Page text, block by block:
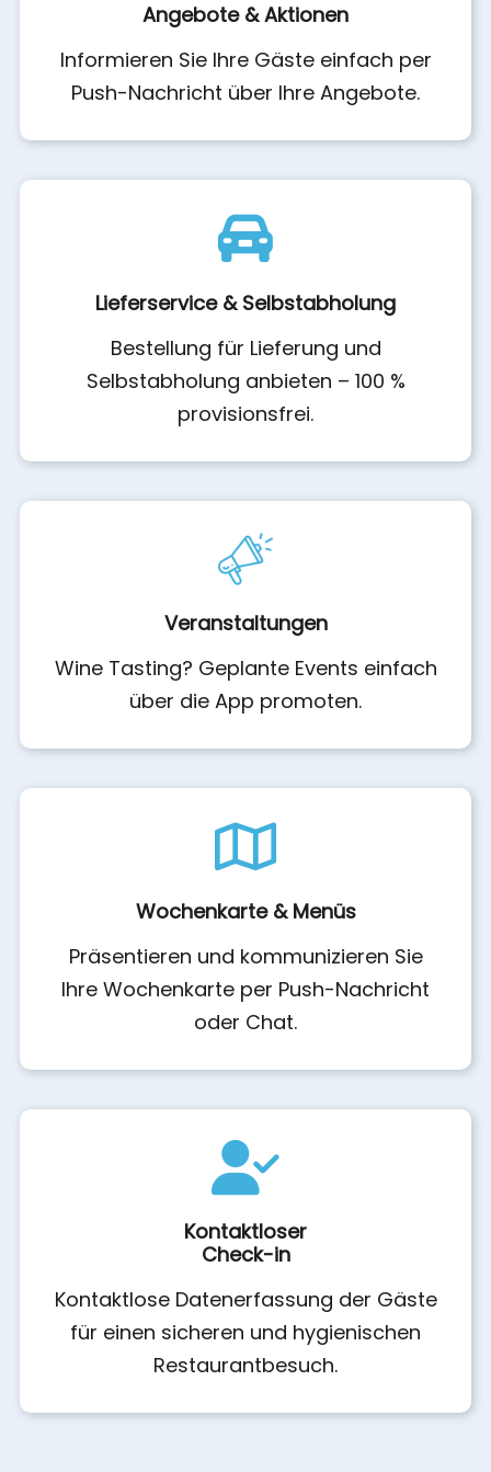
Veranstaltungen
Wine Tasting? Geplante Events einfach
über die App promoten.
Wochenkarte & Menüs
Präsentieren und kommunizieren Sie
Ihre Wochenkarte per Push-Nachricht
oder Chat.
Kontaktloser
Check-in
Kontaktlose Datenerfassung der Gäste
für einen sicheren und hygienischen
Restaurantbesuch.
Angebote & Aktionen
Informieren Sie Ihre Gäste einfach per
Push-Nachricht über Ihre Angebote.
Lieferservice & Selbstabholung
Bestellung für Lieferung und
Selbstabholung anbieten – 100 %
provisionsfrei.